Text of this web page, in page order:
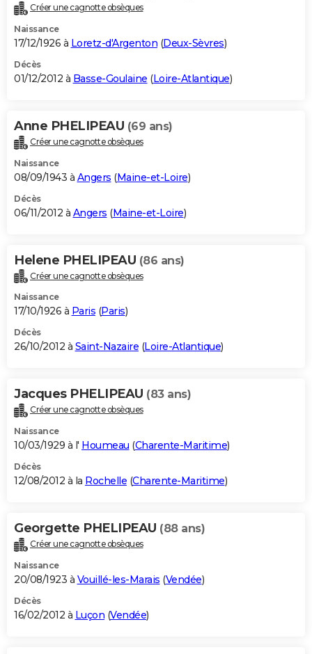
Créer une cagnotte obsèques
Naissance
17/12/1926 à Loretz-d'Argenton (Deux-Sèvres)
Décès
01/12/2012 à Basse-Goulaine (Loire-Atlantique)
Anne PHELIPEAU (69 ans)
Créer une cagnotte obsèques
Naissance
08/09/1943 à Angers (Maine-et-Loire)
Décès
06/11/2012 à Angers (Maine-et-Loire)
Helene PHELIPEAU (86 ans)
Créer une cagnotte obsèques
Naissance
17/10/1926 à Paris (Paris)
Décès
26/10/2012 à Saint-Nazaire (Loire-Atlantique)
Jacques PHELIPEAU (83 ans)
Créer une cagnotte obsèques
Naissance
10/03/1929 à l' Houmeau (Charente-Maritime)
Décès
12/08/2012 à la Rochelle (Charente-Maritime)
Georgette PHELIPEAU (88 ans)
Créer une cagnotte obsèques
Naissance
20/08/1923 à Vouillé-les-Marais (Vendée)
Décès
16/02/2012 à Luçon (Vendée)